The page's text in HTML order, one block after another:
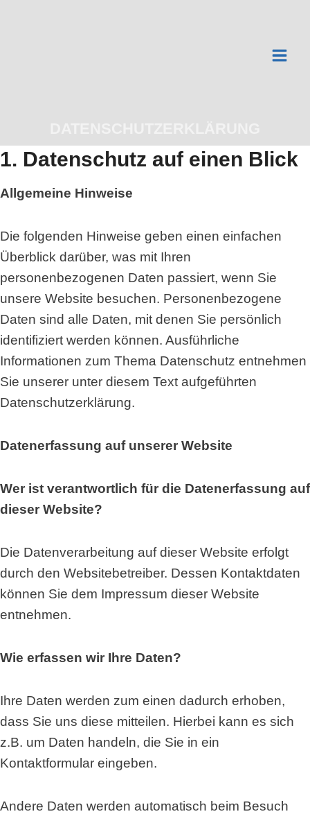
1. Datenschutz auf einen Blick
Allgemeine Hinweise
Die folgenden Hinweise geben einen einfachen
Überblick darüber, was mit Ihren
personenbezogenen Daten passiert, wenn Sie
unsere Website besuchen. Personenbezogene
Daten sind alle Daten, mit denen Sie persönlich
identifiziert werden können. Ausführliche
Informationen zum Thema Datenschutz entnehmen
Sie unserer unter diesem Text aufgeführten
Datenschutzerklärung.
Datenerfassung auf unserer Website
Wer ist verantwortlich für die Datenerfassung auf
dieser Website?
Die Datenverarbeitung auf dieser Website erfolgt
durch den Websitebetreiber. Dessen Kontaktdaten
können Sie dem Impressum dieser Website
entnehmen.
Wie erfassen wir Ihre Daten?
Ihre Daten werden zum einen dadurch erhoben,
dass Sie uns diese mitteilen. Hierbei kann es sich
z.B. um Daten handeln, die Sie in ein
Kontaktformular eingeben.
Andere Daten werden automatisch beim Besuch